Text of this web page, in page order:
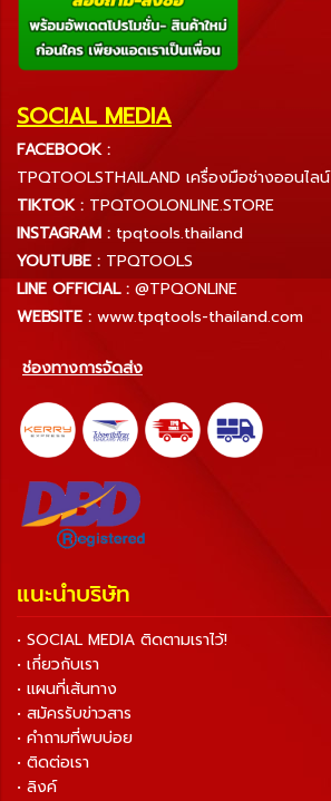
SOCIAL MEDIA
FACEBOOK :
TPQTOOLSTHAILAND เครื่องมือช่างออนไลน์
TIKTOK : TPQTOOLONLINE.STORE
INSTAGRAM : tpqtools.thailand
YOUTUBE : TPQTOOLS
LINE OFFICIAL : @TPQONLINE
WEBSITE : www.tpqtools-thailand.com
ช่องทางการจัดส่ง
แนะนำบริษัท
• SOCIAL MEDIA ติดตามเราไว้!
• เกี่ยวกับเรา
• แผนที่เส้นทาง
• สมัครรับข่าวสาร
• คำถามที่พบบ่อย
• ติดต่อเรา
• ลิงค์